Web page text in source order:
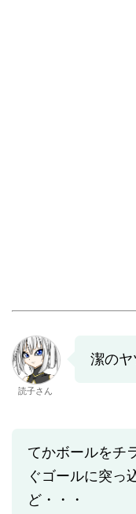
読子さん
潔のヤ
てかボールをチ
ぐゴールに突っ
ど・・・